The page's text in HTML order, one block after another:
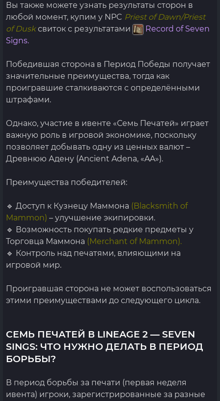
Вы также можете узнать результаты сторон в
любой момент, купим у NPC Priest of Dawn/Priest
of Duskсвиток с результатами
Record of Seven
Signs.
Победившая сторона в Период Победы получает
значительные преимущества, тогда как
проигравшие сталкиваются с определёнными
штрафами.
Однако, участие в ивенте «Семь Печатей» играет
важную роль в игровой экономике, поскольку
позволяет добывать одну из ценных валют –
Древнюю Адену (Ancient Adena, «AA»).
Преимущества победителей:
🔹 Доступ к Кузнецу Маммона (Blacksmith of
Mammon) – улучшение экипировки.
🔹 Возможность покупать редкие предметы у
Торговца Маммона (Merchant of Mammon).
🔹 Контроль над печатями, влияющими на
игровой мир.
Проигравшая сторона не может воспользоваться
этими преимуществами до следующего цикла.
СЕМЬ ПЕЧАТЕЙ В LINEAGE 2 — SEVEN
SINGS: ЧТО НУЖНО ДЕЛАТЬ В ПЕРИОД
БОРЬБЫ?
В период борьбы за печати (первая неделя
ивента) игроки, зарегистрированные за разные